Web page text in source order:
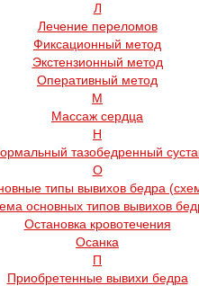
Л
Лечение переломов
Фиксационный метод
Экстензионный метод
Оперативный метод
М
Массаж сердца
Н
тазобедренный
О
типы вывихов бедра
основных типов вывихов
Остановка кровотечения
Осанка
П
Приобретенные вывихи бедра